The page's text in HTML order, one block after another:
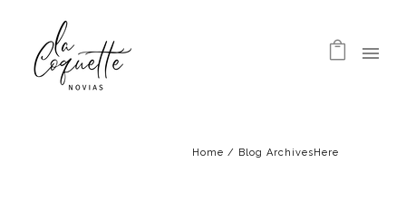
Home / Blog ArchivesHere